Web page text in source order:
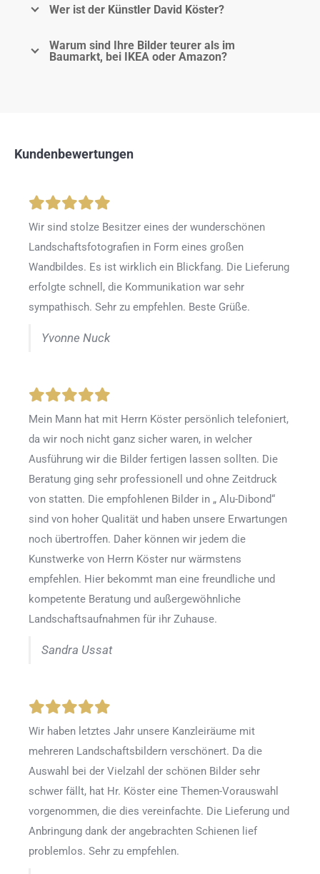
Wer ist der Künstler David Köster?
Warum sind Ihre Bilder teurer als im
Baumarkt, bei IKEA oder Amazon?
Kundenbewertungen
Wir sind stolze Besitzer eines der wunderschönen
Landschaftsfotografien in Form eines großen
Wandbildes. Es ist wirklich ein Blickfang. Die Lieferung
erfolgte schnell, die Kommunikation war sehr
sympathisch. Sehr zu empfehlen. Beste Grüße.
Yvonne Nuck
Mein Mann hat mit Herrn Köster persönlich telefoniert,
da wir noch nicht ganz sicher waren, in welcher
Ausführung wir die Bilder fertigen lassen sollten. Die
Beratung ging sehr professionell und ohne Zeitdruck
von statten. Die empfohlenen Bilder in „ Alu-Dibond“
sind von hoher Qualität und haben unsere Erwartungen
noch übertroffen. Daher können wir jedem die
Kunstwerke von Herrn Köster nur wärmstens
empfehlen. Hier bekommt man eine freundliche und
kompetente Beratung und außergewöhnliche
Landschaftsaufnahmen für ihr Zuhause.
Sandra Ussat
Wir haben letztes Jahr unsere Kanzleiräume mit
mehreren Landschaftsbildern verschönert. Da die
Auswahl bei der Vielzahl der schönen Bilder sehr
schwer fällt, hat Hr. Köster eine Themen-Vorauswahl
vorgenommen, die dies vereinfachte. Die Lieferung und
Anbringung dank der angebrachten Schienen lief
problemlos. Sehr zu empfehlen.